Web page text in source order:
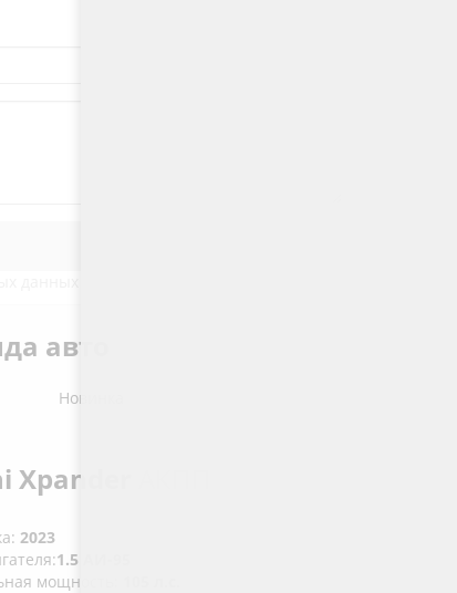
авто
Новинка
Xpander
2023
1.5 АИ-95
мощность: